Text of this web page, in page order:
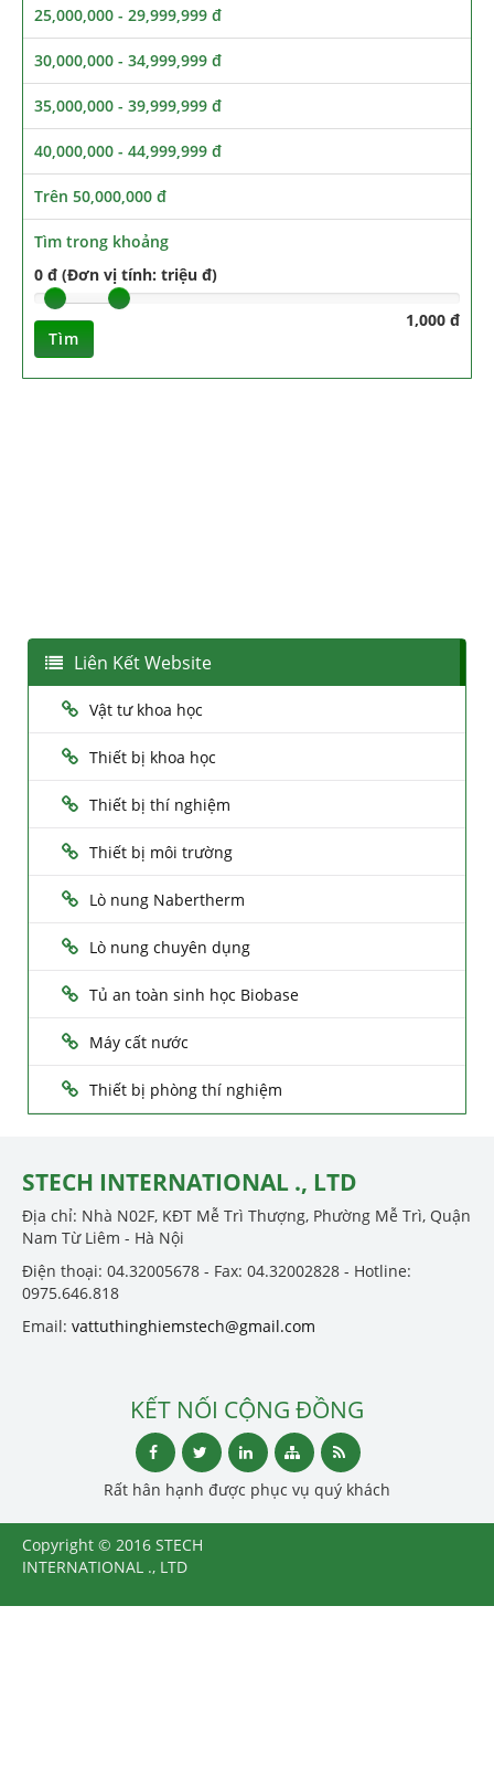
25,000,000 - 29,999,999 đ
30,000,000 - 34,999,999 đ
35,000,000 - 39,999,999 đ
40,000,000 - 44,999,999 đ
Trên 50,000,000 đ
Tìm trong khoảng
0 đ (Đơn vị tính: triệu đ)
1,000 đ
Tìm
Liên Kết Website
Vật tư khoa học
Thiết bị khoa học
Thiết bị thí nghiệm
Thiết bị môi trường
Lò nung Nabertherm
Lò nung chuyên dụng
Tủ an toàn sinh học Biobase
Máy cất nước
Thiết bị phòng thí nghiệm
STECH INTERNATIONAL ., LTD
Địa chỉ: Nhà N02F, KĐT Mễ Trì Thượng, Phường Mễ Trì, Quận
Nam Từ Liêm - Hà Nội
Điện thoại: 04.32005678 - Fax: 04.32002828 - Hotline:
0975.646.818
Email: vattuthinghiemstech@gmail.com
KẾT NỐI CỘNG ĐỒNG
Rất hân hạnh được phục vụ quý khách
Copyright © 2016 STECH
INTERNATIONAL ., LTD